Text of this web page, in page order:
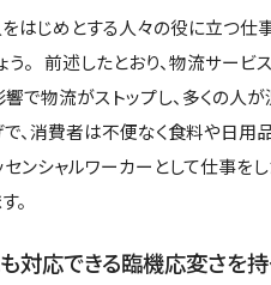
はじめとする人々の役に立つ仕
う。 前述したとおり、物流サー
で物流がストップし、多くの人
、消費者は不便なく食料や日用
ンシャルワーカーとして仕事を
。
対応できる臨機応変さを持